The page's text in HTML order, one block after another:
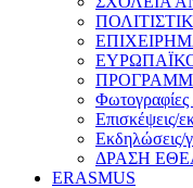
Φωτογραφίες
Επισκέψεις/
Εκδηλώσεις/
ΔΡΑΣΗ
ERASMUS